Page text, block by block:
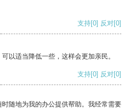
支持[0] 反对[0]
以适当降低一些，这样会更加亲民。
支持[0] 反对[0]
随地为我的办公提供帮助。我经常需要